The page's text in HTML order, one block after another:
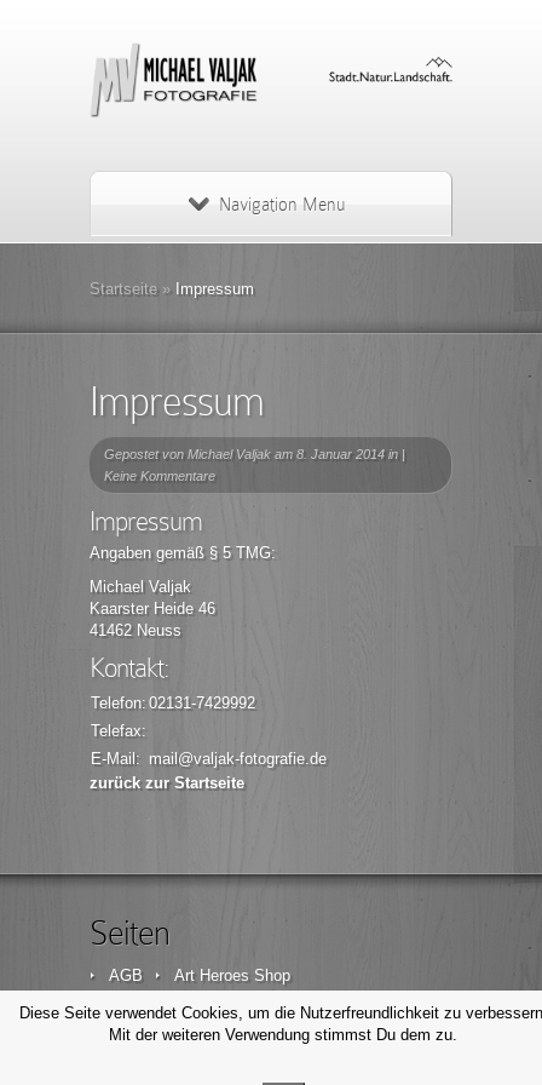
Navigation Menu
Startseite » Impressum
Impressum
Gepostet von Michael Valjak am 8. Januar 2014 in |
Keine Kommentare
Impressum
Angaben gemäß § 5 TMG:
Michael Valjak
Kaarster Heide 46
41462 Neuss
Kontakt:
Telefon: 02131-7429992
Telefax:
E-Mail: mail@valjak-fotografie.de
zurück zur Startseite
Seiten
AGB
Art Heroes Shop
Datenschutzerklärung
Disclaimer
Impressum
Kontakt
Diese Seite verwendet Cookies, um die Nutzerfreundlichkeit zu
Mit der weiteren Verwendung stimmst Du dem zu.